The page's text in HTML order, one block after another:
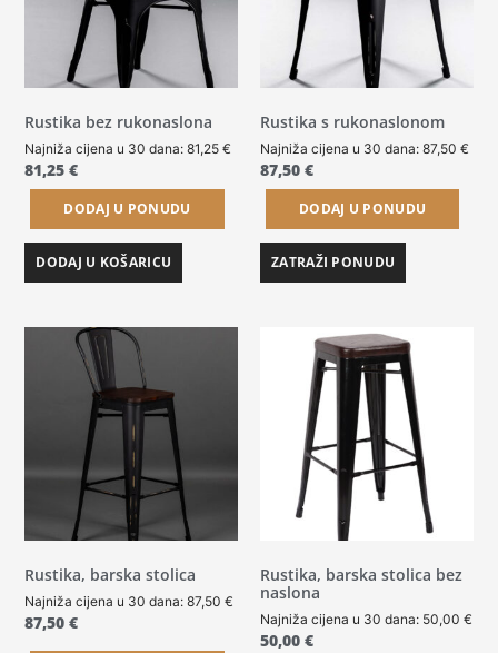
Rustika bez rukonaslona
Najniža cijena u 30 dana:81,25€
81,25€
DODAJ U PONUDU
DODAJ U KOŠARICU
Rustika s rukonaslonom
Najniža cijena u 30 dana: 87,50 €
87,50 €
DODAJ U PONUDU
ZATRAŽI PONUDU
Rustika, barska stolica
Najniža cijena u 30 dana:87,50€
87,50€
Rustika, barska stolica bez
naslona
Najniža cijena u 30 dana: 50,00 €
50,00 €